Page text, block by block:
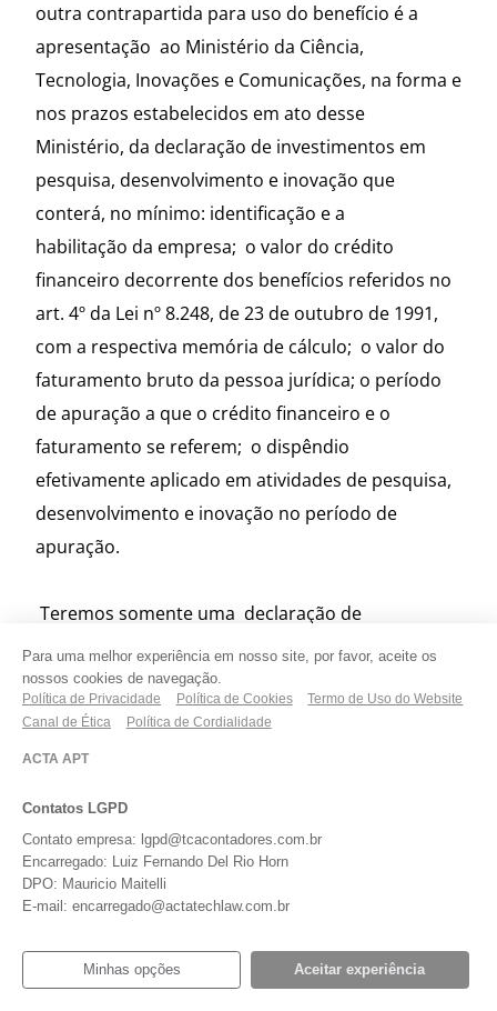
outra contrapartida para uso do benefício é a
apresentação ao Ministério da Ciência,
Tecnologia, Inovações e Comunicações, na forma e
nos prazos estabelecidos em ato desse
Ministério, da declaração de investimentos em
pesquisa, desenvolvimento e inovação que
conterá, no mínimo: identificação e a
habilitação da empresa; o valor do crédito
financeiro decorrente dos benefícios referidos no
art. 4º da Lei nº 8.248, de 23 de outubro de 1991,
com a respectiva memória de cálculo; o valor do
faturamento bruto da pessoa jurídica; o período
de apuração a que o crédito financeiro e o
faturamento se referem; o dispêndio
efetivamente aplicado em atividades de pesquisa,
desenvolvimento e inovação no período de
apuração.
Teremos somente uma declaração de
investimentos em pesquisa, desenvolvimento e
inovação para um mesmo período de
apuração, com exceção do caso de ajustes de
Tecnologia, Inovações e Comunicações. A entrega
da declaração ocorrerá somente após a realização
de todos os investimentos de pesquisa,
desenvolvimento e inovação aplicáveis ao período
de apuração.
Para uma melhor experiência em nosso site, por favor, aceite os
nossos cookies de navegação.
Política de Privacidade Política de Cookies
Termo de Uso do Website
Canal de Ética
Política de Cordialidade
ACTA APT
Contatos LGPD
Contato empresa: lgpd@tcacontadores.com.br
Encarregado: Luiz Fernando Del Rio Horn
DPO: Mauricio Maitelli
E-mail: encarregado@actatechlaw.com.br
Minhas opções Aceitar experiência